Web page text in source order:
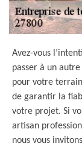
Avez-vous
passer à un
pour votre
de garantir la
votre projet. Si
artisan
nous vous